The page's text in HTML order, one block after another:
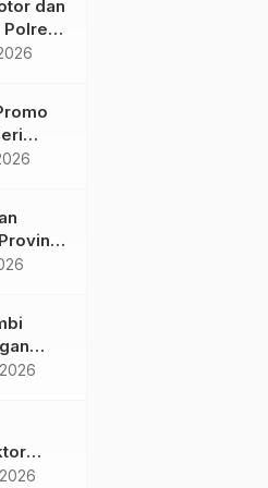
dan
Polres
146
EP